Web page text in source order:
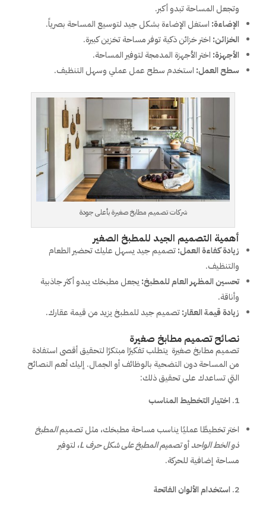
وتجعل المساحة تبدو أكبر.
الإضاءة: استغل الإضاءة بشكل جيد لتوسيع المساحة بصرياً.
الخزائن: اختر خزائن ذكية توفر مساحة تخزين كبيرة.
الأجهزة: اختر الأجهزة المدمجة لتوفير المساحة.
سطح العمل: استخدم سطح عمل عملي وسهل التنظيف.
شركات تصميم مطابخ صغيرة بأعلى جودة
أهمية التصميم الجيد للمطبخ الصغير
زيادة كفاءة العمل:تصميم جيد يسهل عليك تحضير الطعام
والتنظيف.
تحسين المظهر العام للمطبخ:يجعل مطبخك يبدو أكثر جاذبية
وأناقة.
زيادة قيمة العقار:تصميم جيد للمطبخ يزيد من قيمة عقارك.
نصائح تصميم مطابخ صغيرة
تصميم مطابخ صغيرة يتطلب تفكيرًا مبتكرًا لتحقيق أقصى استفادة
من المساحة دون التضحية بالوظائف أو الجمال. إليك أهم النصائح
التي تساعدك على تحقيق ذلك:
اختيار التخطيط المناسب
اختر تخطيطًا عمليًا يناسب مساحة مطبخك، مثل تصميمالمطبخ
ذو الخط الواحدأوتصميم المطبخ على شكل حرف ، لتوفير
مساحة إضافية للحركة.
استخدام الألوان الفاتحة